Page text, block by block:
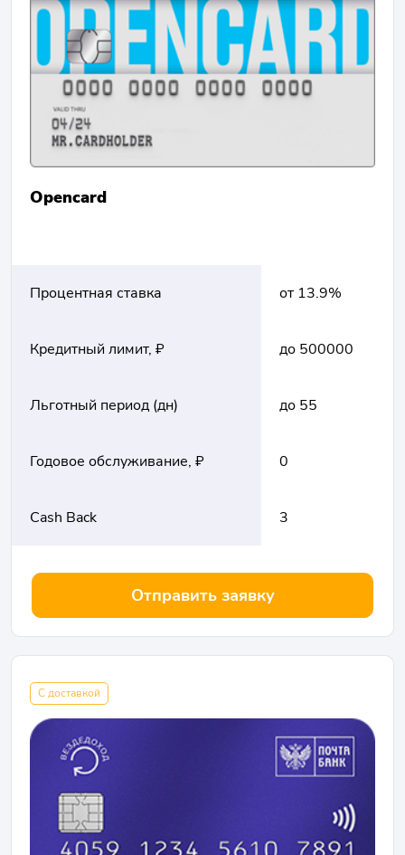
Opencard
Процентная ставка от 13.9%
Кредитный лимит, ₽ до 500000
Льготный период (дн) до 55
Годовое обслуживание, ₽ 0
Cash Back 3
Отправить заявку
С доставкой